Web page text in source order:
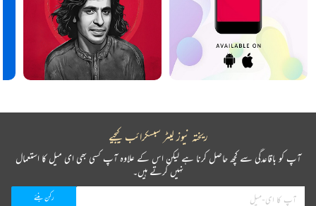
ریختہ نیوز لیٹر سبسکرائب کیجیے
آپ کو باقاعدگی سے کچھ حاصل کرنا ہے لیکن اس کے علاوہ آپ کسی بھی ای میل کا استعمال
نہیں کرتے ہیں۔